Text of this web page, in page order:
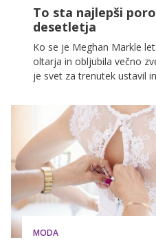
To sta najlepši
desetletja
Ko se je Meghan Markle
oltarja in obljubila večno
je svet za trenutek ustavil
obleka, ki jo je nosila
katero se je podpisala
za eno najlepših poročnih
tudi dejstvo, da so jo pri
najbolj priljubljeno obleko
se je njena svakinja Kate
mesto.
MODA